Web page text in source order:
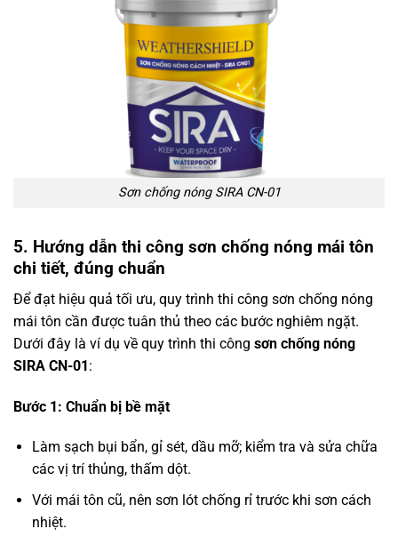
Sơn chống nóng SIRA CN-01
5. Hướng dẫn thi công sơn chống nóng mái tôn
chi tiết, đúng chuẩn
Để đạt hiệu quả tối ưu, quy trình thi công sơn chống nóng
mái tôn cần được tuân thủ theo các bước nghiêm ngặt.
Dưới đây là ví dụ về quy trình thi công sơn chống nóng
SIRA CN-01:
Bước 1: Chuẩn bị bề mặt
Làm sạch bụi bẩn, gỉ sét, dầu mỡ; kiểm tra và sửa chữa
các vị trí thủng, thấm dột.
Với mái tôn cũ, nên sơn lót chống rỉ trước khi sơn cách
nhiệt.